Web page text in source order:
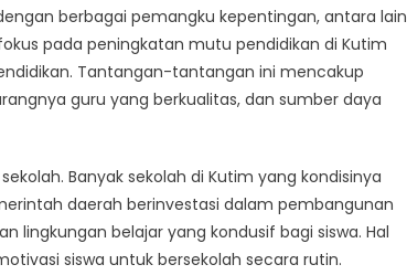
berbagai pemangku kepentingan, antara lain
pada peningkatan mutu pendidikan di Kutim
Tantangan-tantangan ini mencakup
guru yang berkualitas, dan sumber daya
Banyak sekolah di Kutim yang kondisinya
daerah berinvestasi dalam pembangunan
lingkungan belajar yang kondusif bagi siswa. Hal
siswa untuk bersekolah secara rutin.